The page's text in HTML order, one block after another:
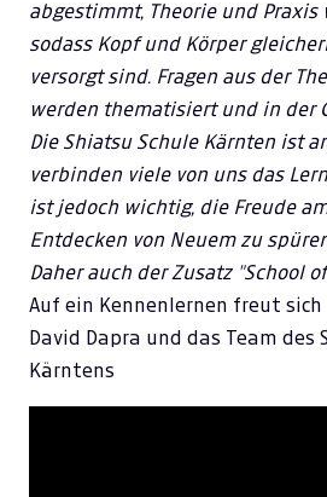
abgestimmt, Theorie und Praxis
sodass Kopf und Körper
versorgt sind. Fragen aus der
werden thematisiert und in der
Die Shiatsu Schule Kärnten ist
verbinden viele von uns das
ist jedoch wichtig, die Freude
Entdecken von Neuem zu
Daher auch der Zusatz "School
Auf ein Kennenlernen freut sich
David Dapra und das Team des
Kärntens